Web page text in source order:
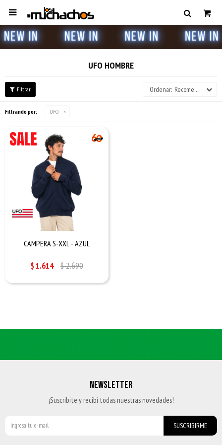

UFO HOMBRE
Recomendados
Filtrando por: UFO
CAMPERA S-XXL - AZUL
$1.614 $2.690
NEWSLETTER
¡Suscribite y recibí todas nuestras novedades!
SUSCRIBIRME